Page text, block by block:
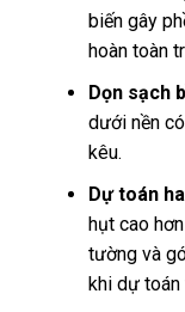
biến gây
hoàn toàn
Dọn sạch
dưới nền
kêu.
Dự toán
hụt cao
tường và
khi dự toán